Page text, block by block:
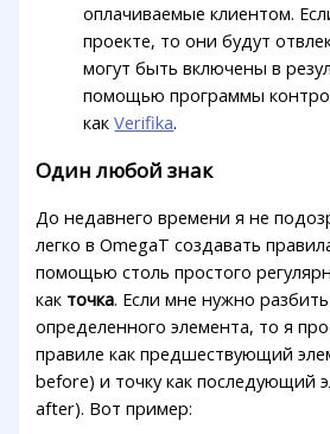
оплачиваемые клиентом.
проекте, то они будут
могут быть включены в
помощью программы
какVerifika.
Один любой знак
До недавнего времени я не
легко в OmegaT создавать
помощью столь простого
как точка. Если мне нужно
определенного элемента, то я
правиле как предшествующий
before) и точку как последующий
after). Вот пример: